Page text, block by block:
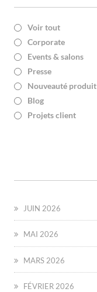
Voir tout
Corporate
Events & salons
Presse
Nouveauté produit
Blog
Projets client
JUIN 2026
MAI 2026
MARS 2026
FÉVRIER 2026